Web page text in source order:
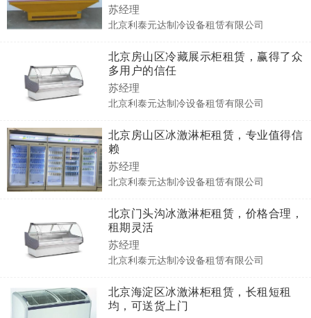
苏经理
北京利泰元达制冷设备租赁有限公司
北京房山区冷藏展示柜租赁，赢得了众
多用户的信任
苏经理
北京利泰元达制冷设备租赁有限公司
北京房山区冰激淋柜租赁，专业值得信
赖
苏经理
北京利泰元达制冷设备租赁有限公司
北京门头沟冰激淋柜租赁，价格合理，
租期灵活
苏经理
北京利泰元达制冷设备租赁有限公司
北京海淀区冰激淋柜租赁，长租短租
均，可送货上门